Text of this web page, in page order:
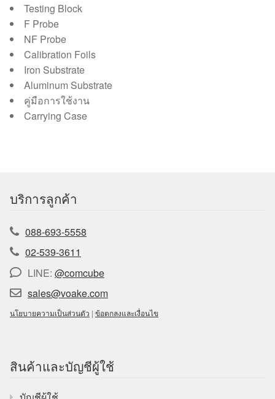
Testing Block
F Probe
NF Probe
Calibration Foils
Iron Substrate
Aluminum Substrate
คู่มือการใช้งาน
Carrying Case
บริการลูกค้า
088-693-5558
02-539-3611
LINE: @comcube
sales@voake.com
นโยบายความเป็นส่วนตัว | ข้อตกลงและเงื่อนไข
สินค้าและบัญชีผู้ใช้